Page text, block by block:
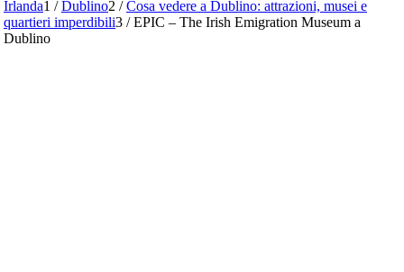
Irlanda1 / Dublino2 / Cosa vedere a Dublino: attrazioni, musei e
quartieri imperdibili3 / EPIC – The Irish Emigration Museum a
Dublino